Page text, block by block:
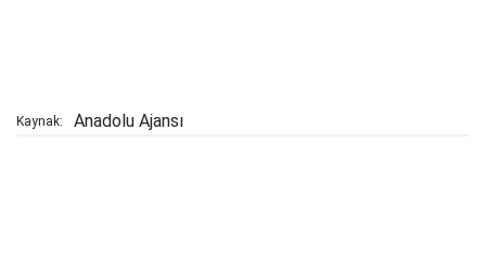
Kaynak: Anadolu Ajansı